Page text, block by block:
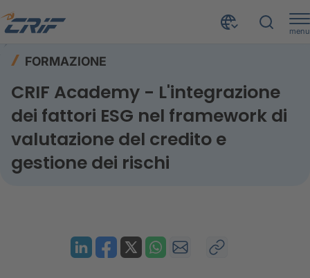
menu
FORMAZIONE
CRIF Academy - L'integrazione
dei fattori ESG nel framework di
valutazione del credito e
gestione dei rischi